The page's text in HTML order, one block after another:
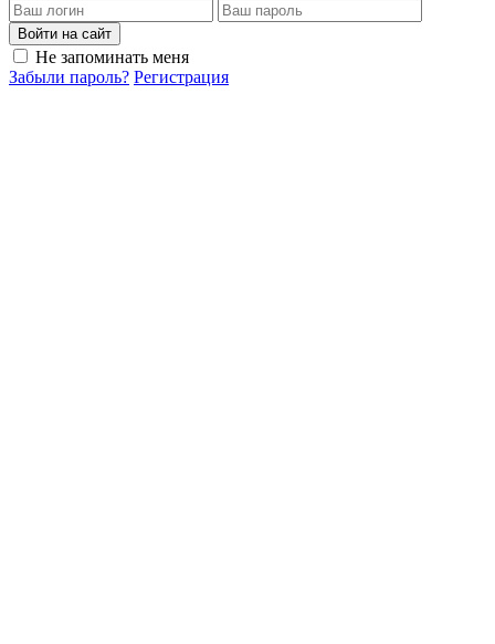
Войти на сайт
Не запоминать меня
Забыли пароль? Регистрация